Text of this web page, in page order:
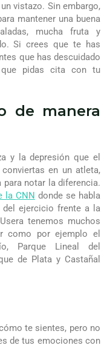
vistazo. Sin embargo,
mantener una buena
mucha fruta y
Si crees que te has
que has descuidado
que pidas cita con tu
de manera
y la depresión que el
en un atleta,
notar la diferencia.
la CNN donde se habla
ejercicio frente a la
tenemos muchos
como por ejemplo el
Parque Lineal del
de Plata y Castañal
te sientes, pero no
de tus emociones con